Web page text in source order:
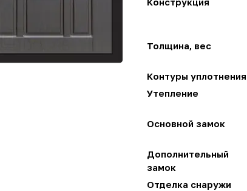
Толщина, вес
Контуры уплотнения
Утепление
Основной замок
Дополнительный
замок
Отделка снаружи